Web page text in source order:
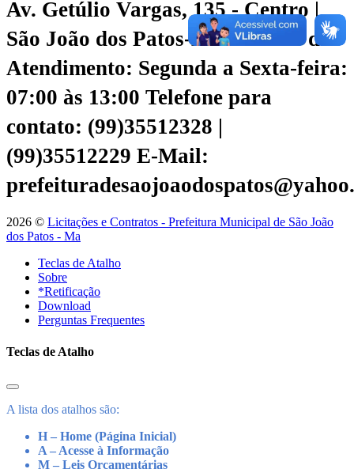
Av. Getúlio Vargas, 135 - Centro |
São João dos Patos-MaHorário de
Atendimento: Segunda a Sexta-feira:
07:00 às 13:00 Telefone para
contato: (99)35512328 |
(99)35512229 E-Mail:
2026 © Licitações e Contratos - Prefeitura Municipal de São João
dos Patos - Ma
Teclas de Atalho
Sobre
*Retificação
Download
Perguntas Frequentes
Teclas de Atalho
A lista dos atalhos são:
H – Home (Página Inicial)
A – Acesse à Informação
M – Leis Orçamentárias